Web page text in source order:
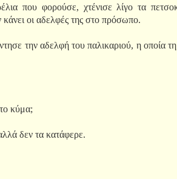
που φορούσε, χτένισε λίγο τα
κάνει οι αδελφές της στο πρόσωπο.
την αδελφή του παλικαριού, η οποία
κύμα;
δεν τα κατάφερε.